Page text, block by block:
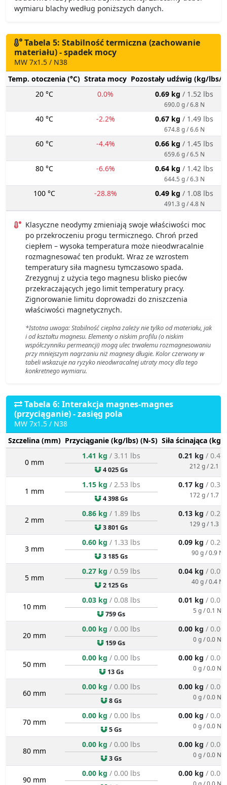
wymiaru blachy według poniższych danych.
Tabela 5: Stabilność termiczna (zachowanie
materiału) - spadek mocy
MW 7x1.5 / N38
Temp. otoczenia (°C) Strata mocy Pozostały udźwig (kg/lbs/
20 °C
0.0% 0.69 kg / 1.52 lbs
690.0 g / 6.8 N
40 °C -2.2% 0.67 kg / 1.49 lbs
674.8 g / 6.6 N
60 °C -4.4% 0.66 kg / 1.45 lbs
659.6 g / 6.5 N
80 °C -6.6% 0.64 kg / 1.42 lbs
644.5 g / 6.3 N
100 °C -28.8% 0.49 kg / 1.08 lbs
491.3 g / 4.8 N
Klasyczne neodymy zmieniają swoje właściwości moc
po przekroczeniu progu termicznego. Chroń przed
ciepłem – wysoka temperatura może nieodwracalnie
rozmagnesować ten produkt. Wraz ze wzrostem
temperatury siła magnesu tymczasowo spada.
Zrezygnuj z użycia tego magnesu blisko pieców
przekraczających jego limit temperatury pracy.
Zignorowanie limitu doprowadzi do zniszczenia
właściwości magnetycznych.
*Istotna uwaga: Stabilność cieplna zależy nie tylko od materiału, jak
i od kształtu magnesu. Elementy o niskim profilu (o niskim
współczynniku permeancji) mogą ulec trwałemu rozmagnesowaniu
przy mniejszym nagrzaniu niż magnesy długie. Kolor czerwony w
tabeli wskazuje na ryzyko nieodwracalnej utraty mocy dla tego
konkretnego wymiaru.
Tabela 6: Interakcja magnes-magnes
(przyciąganie) - zasięg pola
MW 7x1.5 / N38
Szczelina (mm) Przyciąganie (kg/lbs) (N-S) Siła ścinająca
0 mm
1.41 kg / 3.11 lbs
4 025 Gs
0.21 kg / 0.47
212 g / 2.1 N
1 mm
1.15 kg / 2.53 lbs
4 398 Gs
0.17 kg / 0.38
172 g / 1.7 N
2 mm
0.86 kg / 1.89 lbs
3 801 Gs
0.13 kg / 0.28
129 g / 1.3 N
3 mm
0.60 kg / 1.33 lbs
3 185 Gs
0.09 kg / 0.20
90 g / 0.9 N
5 mm
0.27 kg / 0.59 lbs
2 125 Gs
0.04 kg / 0.09
40 g / 0.4 N
10 mm
0.03 kg / 0.08 lbs
759 Gs
0.01 kg / 0.01
5 g / 0.1 N
20 mm
0.00 kg / 0.00 lbs
159 Gs
0.00 kg / 0.00
0 g / 0.0 N
50 mm
0.00 kg / 0.00 lbs
13 Gs
0.00 kg / 0.00
0 g / 0.0 N
60 mm
0.00 kg / 0.00 lbs
8 Gs
0.00 kg / 0.00
0 g / 0.0 N
70 mm
0.00 kg / 0.00 lbs
5 Gs
0.00 kg / 0.00
0 g / 0.0 N
80 mm
0.00 kg / 0.00 lbs
3 Gs
0.00 kg / 0.00
0 g / 0.0 N
90 mm
0.00 kg / 0.00 lbs 0.00 kg / 0.00